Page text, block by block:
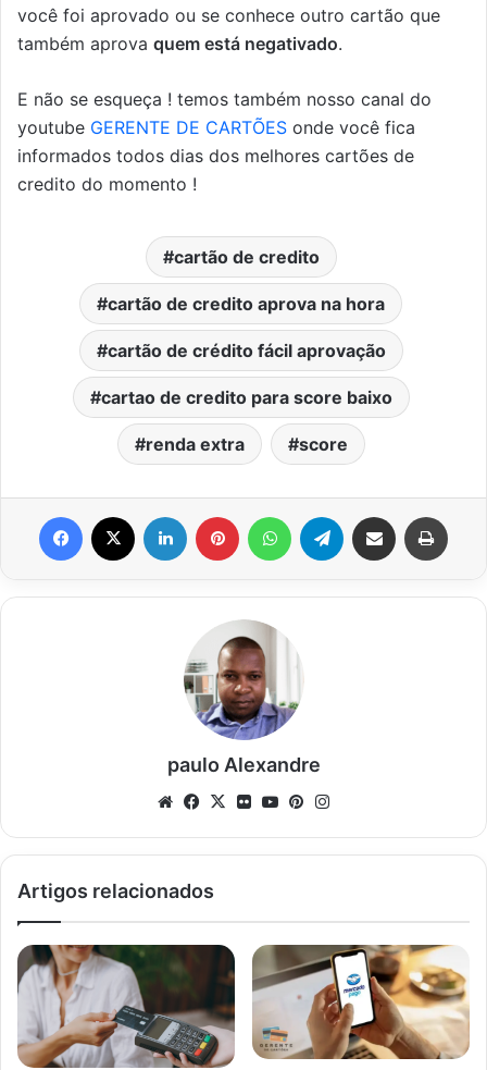
você foi aprovado ou se conhece outro cartão que
também aprova quem está negativado.
E não se esqueça ! temos também nosso canal do
youtube GERENTE DE CARTÕES onde você fica
informados todos dias dos melhores cartões de
credito do momento !
cartão de credito
cartão de credito aprova na hora
cartão de crédito fácil aprovação
cartao de credito para score baixo
renda extra score
Facebook Linkedin Pinterest WhatsAppTelegram Compartilhar via e-mail
paulo Alexandre
WebsiteFacebook
X FlickrYouTubePinterest
Artigos relacionados